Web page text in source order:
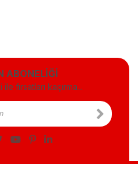
ABONELİĞİ
fırsatları kaçırma...